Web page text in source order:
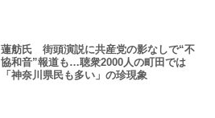
蓮舫氏 街頭演説に共産党の影なしで“不
協和音”報道も…聴衆2000人の町田では
「神奈川県民も多い」の珍現象